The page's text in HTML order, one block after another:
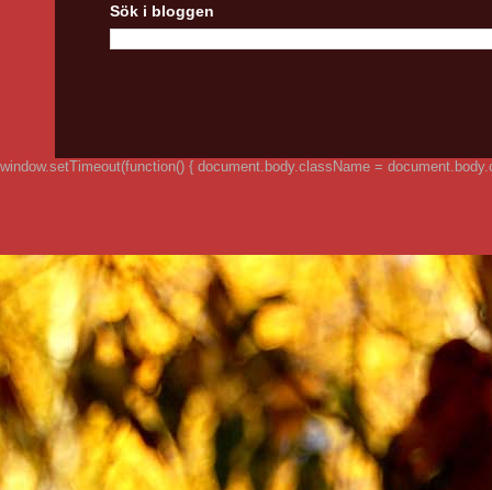
Sök i bloggen
window.setTimeout(function() { document.body.className =